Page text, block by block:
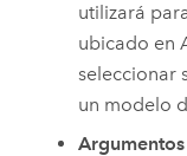
utilizará
ubicado en
seleccionar
un modelo